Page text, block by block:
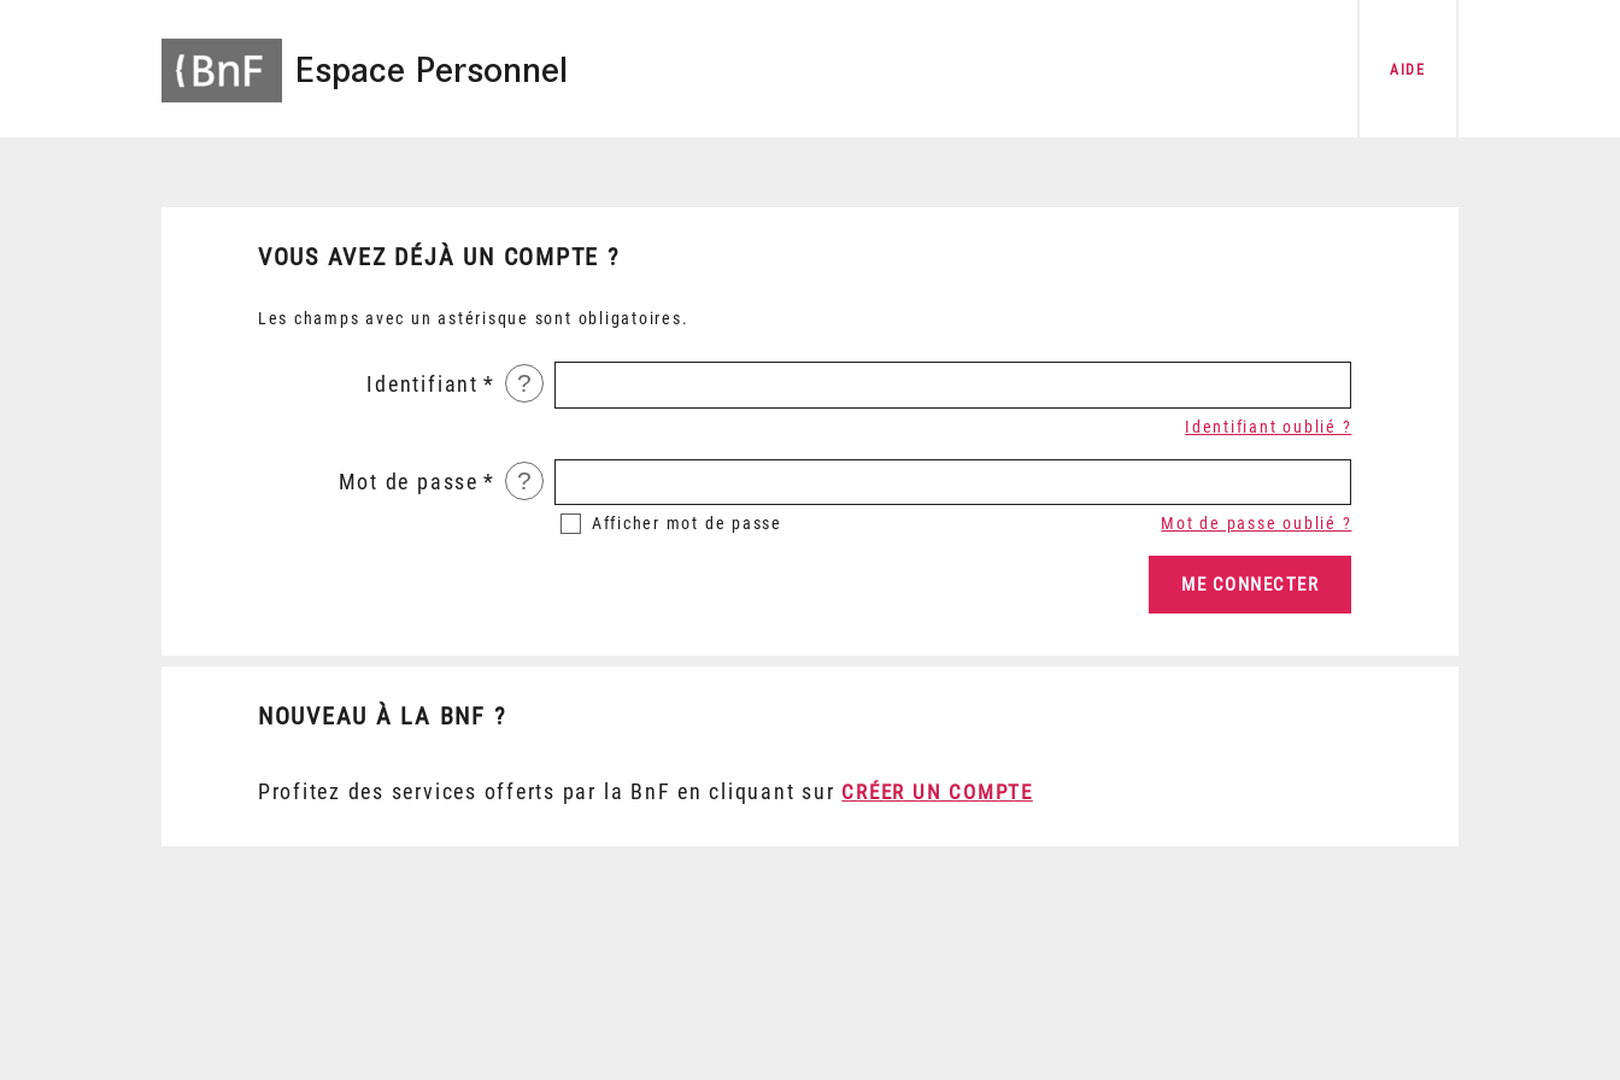
Espace Personnel AIDE
VOUS AVEZ DÉJÀ UN COMPTE ?
Les champs avec un astérisque sont obligatoires.
Identifiant ?
Identifiant oublié ?
Mot de passe ?
Afficher mot de passe Mot de passe oublié ?
NOUVEAU À LA BNF ?
Profitez des services offerts par la BnF en cliquant sur CRÉER UN COMPTE